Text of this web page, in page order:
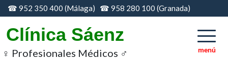
Skip
to
content
☎ 952 350 400 (Málaga) ☎ 958 280 100 (Granada)
Clínica Sáenz
♀ Profesionales Médicos ♂